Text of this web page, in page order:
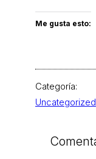
Me gusta esto:
Categoría:
Uncategorized